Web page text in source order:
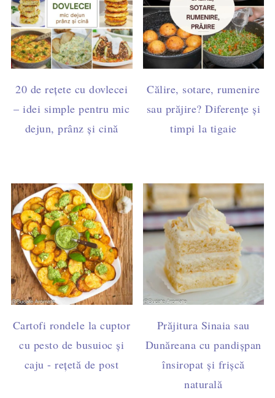
20 de rețete cu dovlecei
– idei simple pentru mic
dejun, prânz și cină
Călire, sotare, rumenire
sau prăjire? Diferențe și
timpi la tigaie
Cartofi rondele la cuptor
cu pesto de busuioc și
caju - rețetă de post
Prăjitura Sinaia sau
Dunăreana cu pandișpan
însiropat și frișcă
naturală